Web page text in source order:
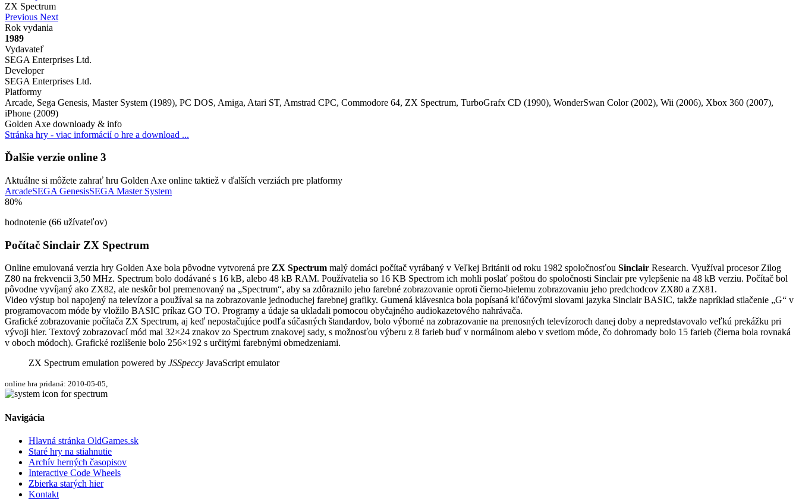
ZX Spectrum
Previous Next
Rok vydania
1989
Vydavateľ
SEGA Enterprises Ltd.
Developer
SEGA Enterprises Ltd.
Platformy
Arcade, Sega Genesis, Master System (1989), PC DOS, Amiga, Atari ST, Amstrad CPC, Commodore 64, ZX Spectrum, TurboGrafx CD (1990), WonderSwan Color (2002), Wii (2006), Xbox 360 (2007),
iPhone (2009)
Golden Axe downloady & info
Stránka hry - viac informácií o hre a download ...
Ďalšie verzie online 3
Aktuálne si môžete zahrať hru Golden Axe online taktiež v ďalších verziách pre platformy
ArcadeSEGA GenesisSEGA Master System
80%
hodnotenie (66 užívateľov)
Počítač Sinclair ZX Spectrum
Online emulovaná verzia hry Golden Axe bola pôvodne vytvorená pre ZX Spectrum malý domáci počítač vyrábaný v Veľkej Británii od roku 1982 spoločnosťou Sinclair Research. Využíval procesor Zilog
Z80 na frekvencii 3,50 MHz. Spectrum bolo dodávané s 16 kB, alebo 48 kB RAM. Používatelia so 16 KB Spectrom ich mohli poslať poštou do spoločnosti Sinclair pre vylepšenie na 48 kB verziu. Počítač bol
pôvodne vyvíjaný ako ZX82, ale neskôr bol premenovaný na „Spectrum“, aby sa zdôraznilo jeho farebné zobrazovanie oproti čierno-bielemu zobrazovaniu jeho predchodcov ZX80 a ZX81.
Video výstup bol napojený na televízor a používal sa na zobrazovanie jednoduchej farebnej grafiky. Gumená klávesnica bola popísaná kľúčovými slovami jazyka Sinclair BASIC, takže napríklad stlačenie „G“ v
programovacom móde by vložilo BASIC príkaz GO TO. Programy a údaje sa ukladali pomocou obyčajného audiokazetového nahrávača.
Grafické zobrazovanie počítača ZX Spectrum, aj keď nepostačujúce podľa súčasných štandardov, bolo výborné na zobrazovanie na prenosných televízoroch danej doby a nepredstavovalo veľkú prekážku pri
vývoji hier. Textový zobrazovací mód mal 32×24 znakov zo Spectrum znakovej sady, s možnosťou výberu z 8 farieb buď v normálnom alebo v svetlom móde, čo dohromady bolo 15 farieb (čierna bola rovnaká
v oboch módoch). Grafické rozlíšenie bolo 256×192 s určitými farebnými obmedzeniami.
ZX Spectrum emulation powered by JSSpeccy JavaScript emulator
online hra pridaná: 2010-05-05,
Navigácia
Hlavná stránka OldGames.sk
Staré hry na stiahnutie
Archív herných časopisov
Interactive Code Wheels
Zbierka starých hier
Kontakt